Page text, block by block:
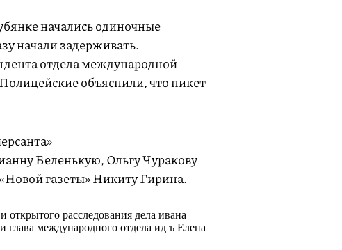
начались одиночные
начали задерживать.
отдела международной
объяснили, что пикет
Беленькую, Ольгу Чуракову
газеты» Никиту Гирина.
открытого расследования дела ивана
глава международного отдела ид ъ Елена